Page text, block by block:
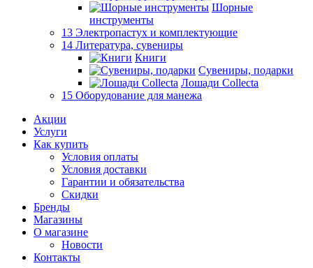
Шорные
инструменты
13 Электропастух и комплектующие
14 Литература, сувениры
Книги
Сувениры, подарки
Лошади Collecta
15 Оборудование для манежа
Акции
Услуги
Как купить
Условия оплаты
Условия доставки
Гарантии и обязательства
Скидки
Бренды
Магазины
О магазине
Новости
Контакты